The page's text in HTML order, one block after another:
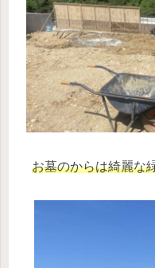
お墓のからは綺麗な